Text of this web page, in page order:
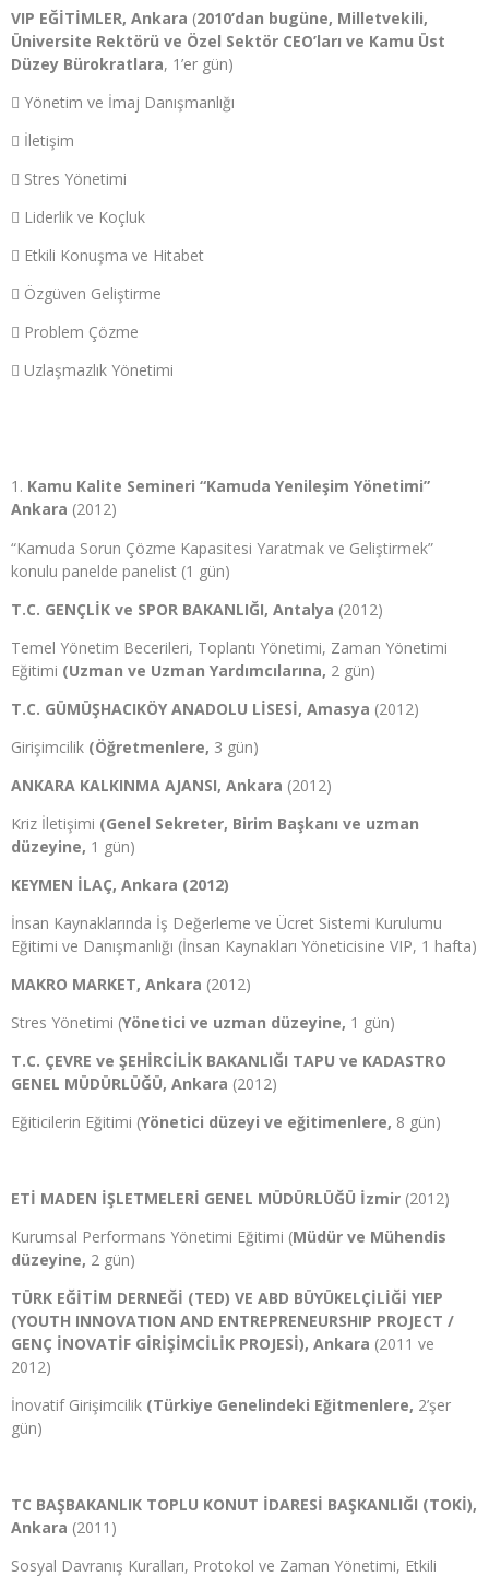
VIP EĞİTİMLER, Ankara (2010’dan bugüne, Milletvekili,
Üniversite Rektörü ve Özel Sektör CEO’ları ve Kamu Üst
Düzey Bürokratlara, 1’er gün)
 Yönetim ve İmaj Danışmanlığı
 İletişim
 Stres Yönetimi
 Liderlik ve Koçluk
 Etkili Konuşma ve Hitabet
 Özgüven Geliştirme
 Problem Çözme
 Uzlaşmazlık Yönetimi
Kamu Kalite Semineri “Kamuda Yenileşim Yönetimi”
Ankara (2012)
“Kamuda Sorun Çözme Kapasitesi Yaratmak ve Geliştirmek”
konulu panelde panelist (1 gün)
T.C. GENÇLİK ve SPOR BAKANLIĞI, Antalya (2012)
Temel Yönetim Becerileri, Toplantı Yönetimi, Zaman Yönetimi
Eğitimi (Uzman ve Uzman Yardımcılarına, 2 gün)
T.C. GÜMÜŞHACIKÖY ANADOLU LİSESİ, Amasya (2012)
Girişimcilik (Öğretmenlere, 3 gün)
ANKARA KALKINMA AJANSI, Ankara (2012)
Kriz İletişimi (Genel Sekreter, Birim Başkanı ve uzman
düzeyine, 1 gün)
KEYMEN İLAÇ, Ankara (2012)
İnsan Kaynaklarında İş Değerleme ve Ücret Sistemi Kurulumu
Eğitimi ve Danışmanlığı (İnsan Kaynakları Yöneticisine VIP, 1 hafta)
MAKRO MARKET, Ankara (2012)
Stres Yönetimi (Yönetici ve uzman düzeyine, 1 gün)
T.C. ÇEVRE ve ŞEHİRCİLİK BAKANLIĞI TAPU ve KADASTRO
GENEL MÜDÜRLÜĞÜ, Ankara (2012)
Eğiticilerin Eğitimi (Yönetici düzeyi ve eğitimenlere, 8 gün)
ETİ MADEN İŞLETMELERİ GENEL MÜDÜRLÜĞÜ İzmir (2012)
Kurumsal Performans Yönetimi Eğitimi (Müdür ve Mühendis
düzeyine, 2 gün)
TÜRK EĞİTİM DERNEĞİ (TED) VE ABD BÜYÜKELÇİLİĞİ YIEP
(YOUTH INNOVATION AND ENTREPRENEURSHIP PROJECT /
GENÇ İNOVATİF GİRİŞİMCİLİK PROJESİ), Ankara (2011 ve
2012)
İnovatif Girişimcilik (Türkiye Genelindeki Eğitmenlere, 2’şer
gün)
TC BAŞBAKANLIK TOPLU KONUT İDARESİ BAŞKANLIĞI (TOKİ),
Ankara (2011)
Sosyal Davranış Kuralları, Protokol ve Zaman Yönetimi, Etkili